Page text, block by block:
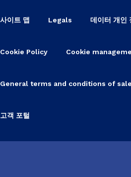
사이트 맵 Legals 데이터 개인
Cookie Policy Cookie
General terms and conditions of sale
고객 포털